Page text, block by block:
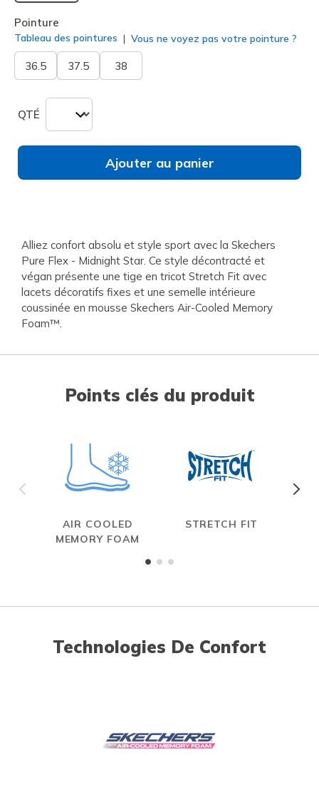
Pointure
Tableau des pointures Vous ne voyez pas votre pointure ?
36.5 37.5 38
QTÉ
Ajouter au panier
Alliez confort absolu et style sport avec la Skechers
Pure Flex - Midnight Star. Ce style décontracté et
végan présente une tige en tricot Stretch Fit avec
lacets décoratifs fixes et une semelle intérieure
coussinée en mousse Skechers Air-Cooled Memory
Foam™.
Points clés du produit
AIR COOLED
MEMORY FOAM
STRETCH FIT
Technologies De Confort